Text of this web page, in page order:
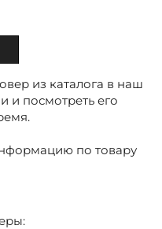
из каталога в наш
и посмотреть его
по товару